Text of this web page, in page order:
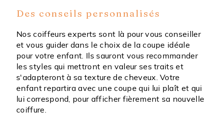
Des conseils personnalisés
Nos coiffeurs experts sont là pour vous conseiller
et vous guider dans le choix de la coupe idéale
pour votre enfant. Ils sauront vous recommander
les styles qui mettront en valeur ses traits et
s'adapteront à sa texture de cheveux. Votre
enfant repartira avec une coupe qui lui plaît et qui
lui correspond, pour afficher fièrement sa nouvelle
coiffure.